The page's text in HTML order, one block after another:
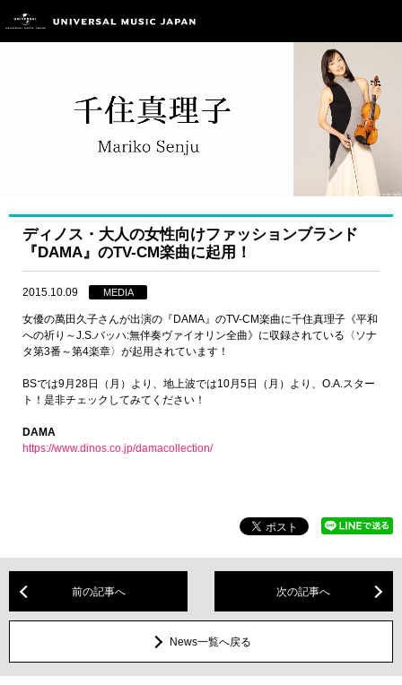
ディノス・大人の女性向けファッションブランド
『DAMA』のTV-CM楽曲に起用！
2015.10.09 MEDIA
女優の萬田久子さんが出演の『DAMA』のTV-CM楽曲に千住真理子《平和
への祈り～J.S.バッハ:無伴奏ヴァイオリン全曲》に収録されている〈ソナ
タ第3番～第4楽章〉が起用されています！
BSでは9月28日（月）より、地上波では10月5日（月）より、O.A.スター
ト！是非チェックしてみてください！
DAMA
https://www.dinos.co.jp/damacollection/
前の記事へ 次の記事へ
News一覧へ戻る